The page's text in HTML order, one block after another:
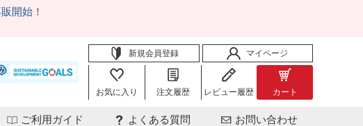
開始！
新規会員登録 マイページ
お気に入り 注文履歴 レビュー履歴 カート
ご利用ガイド よくある質問 お問い合わせ